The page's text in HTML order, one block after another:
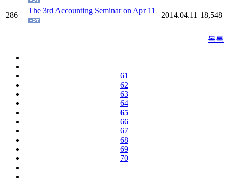
286
The 3rd Accounting Seminar on Apr 11
2014.04.11 18,548
목록
61
62
63
64
65
66
67
68
69
70